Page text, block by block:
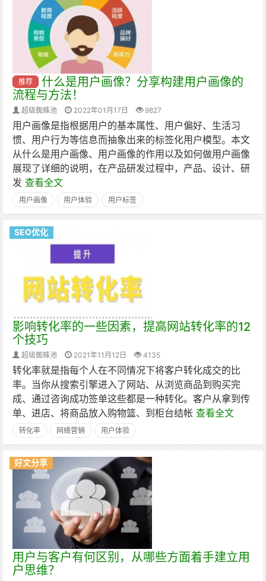
推荐
什么是用户画像？分享构建用户画像的
流程与方法！
超级蜘蛛池 2022年01月17日 9827
用户画像是指根据用户的基本属性、用户偏好、生活习
惯、用户行为等信息而抽象出来的标签化用户模型。本文
从什么是用户画像、用户画像的作用以及如何做用户画像
展现了详细的说明，在产品研发过程中，产品、设计、研
发 查看全文
用户画像 用户体验 用户标签
SEO优化
影响转化率的一些因素，提高网站转化率的12
个技巧
超级蜘蛛池 2021年11月12日 4135
转化率就是指每个人在不同情况下将客户转化成交的比
率。当你从搜索引擎进入了网站、从浏览商品到购买完
成、通过咨询成功签单这些都是一种转化。客户从拿到传
单、进店、将商品放入购物篮、到柜台结帐 查看全文
转化率 网络营销 用户体验
好文分享
用户与客户有何区别，从哪些方面着手建立用
户思维？